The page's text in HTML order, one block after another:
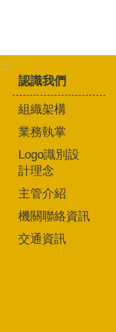
:::
認識我們
組織架構
業務執掌
Logo識別設
計理念
主管介紹
機關聯絡資訊
交通資訊